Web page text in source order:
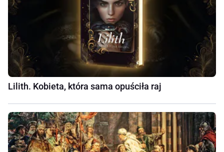
Lilith. Kobieta, która sama opuściła raj